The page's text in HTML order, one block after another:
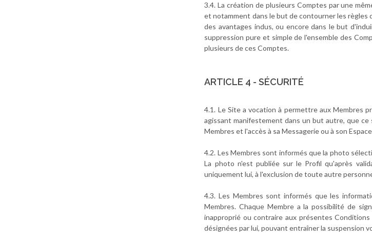
3.4. La création de plusieurs Comptes par une
et notamment dans le but de contourner les
des avantages indus, ou encore dans le but
suppression pure et simple de l'ensemble des
plusieurs de ces Comptes.
ARTICLE 4 - SÉCURITÉ
4.1. Le Site a vocation à permettre aux Membres
agissant manifestement dans un but autre, que
Membres et l'accès à sa Messagerie ou à son
4.2. Les Membres sont informés que la photo
La photo n'est publiée sur le Profil qu'après
uniquement lui, à l'exclusion de toute autre
4.3. Les Membres sont informés que les
Membres. Chaque Membre a la possibilité de
inapproprié ou contraire aux présentes
désignées par lui, pouvant entraîner la suspension